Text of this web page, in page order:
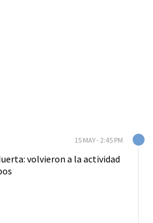
15 MAY - 2:45 PM